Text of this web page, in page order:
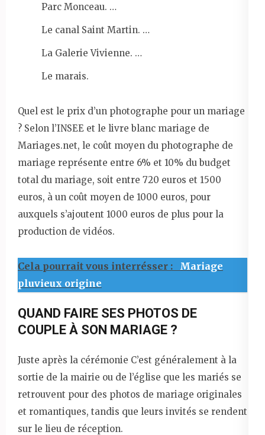
Parc Monceau. …
Le canal Saint Martin. …
La Galerie Vivienne. …
Le marais.
Quel est le prix d’un photographe pour un mariage
? Selon l’INSEE et le livre blanc mariage de
Mariages.net, le coût moyen du photographe de
mariage représente entre 6% et 10% du budget
total du mariage, soit entre 720 euros et 1500
euros, à un coût moyen de 1000 euros, pour
auxquels s’ajoutent 1000 euros de plus pour la
production de vidéos.
Cela pourrait vous interrésser :
Mariage
pluvieux origine
QUAND FAIRE SES PHOTOS DE
COUPLE À SON MARIAGE ?
Juste après la cérémonie C’est généralement à la
sortie de la mairie ou de l’église que les mariés se
retrouvent pour des photos de mariage originales
et romantiques, tandis que leurs invités se rendent
sur le lieu de réception.